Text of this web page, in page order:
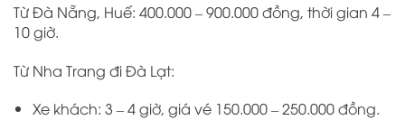
Từ Đà Nẵng, Huế: 400.000 – 900.000 đồng, thời gian 4 –
10 giờ.
Từ Nha Trang đi Đà Lạt:
Xe khách: 3 – 4 giờ, giá vé 150.000 – 250.000 đồng.